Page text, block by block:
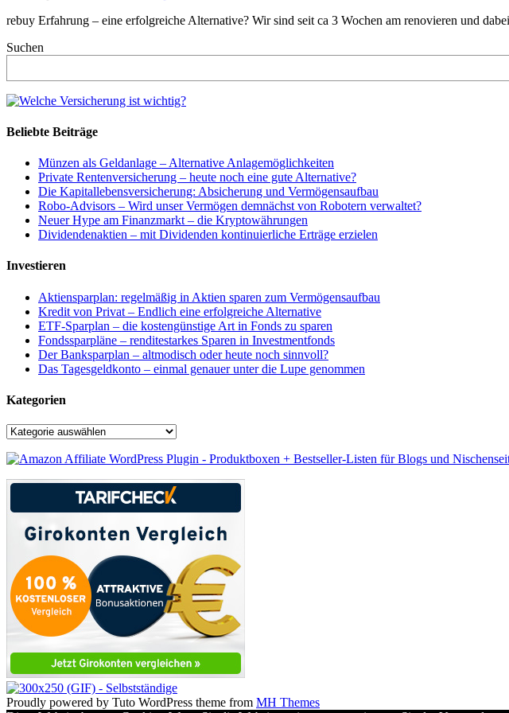
rebuy Erfahrung – eine erfolgreiche Alternative? Wir sind seit ca 3 Wochen am renovieren und
Suchen
Beliebte Beiträge
Münzen als Geldanlage – Alternative Anlagemöglichkeiten
Private Rentenversicherung – heute noch eine gute Alternative?
Die Kapitallebensversicherung: Absicherung und Vermögensaufbau
Robo-Advisors – Wird unser Vermögen demnächst von Robotern verwaltet?
Neuer Hype am Finanzmarkt – die Kryptowährungen
Dividendenaktien – mit Dividenden kontinuierliche Erträge erzielen
Investieren
Aktiensparplan: regelmäßig in Aktien sparen zum Vermögensaufbau
Kredit von Privat – Endlich eine erfolgreiche Alternative
ETF-Sparplan – die kostengünstige Art in Fonds zu sparen
Fondssparpläne – renditestarkes Sparen in Investmentfonds
Der Banksparplan – altmodisch oder heute noch sinnvoll?
Das Tagesgeldkonto – einmal genauer unter die Lupe genommen
Kategorien
Kategorien
Proudly powered by Tuto WordPress theme from MH Themes